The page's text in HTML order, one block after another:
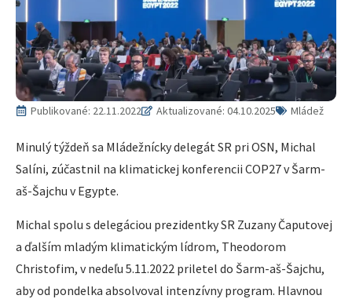
Publikované: 22.11.2022 Aktualizované: 04.10.2025 Mládež
Minulý týždeň sa Mládežnícky delegát SR pri OSN, Michal
Salíni, zúčastnil na klimatickej konferencii COP27 v Šarm-
aš-Šajchu v Egypte.
Michal spolu s delegáciou prezidentky SR Zuzany Čaputovej
a ďalším mladým klimatickým lídrom, Theodorom
Christofim, v nedeľu 5.11.2022 priletel do Šarm-aš-Šajchu,
aby od pondelka absolvoval intenzívny program. Hlavnou